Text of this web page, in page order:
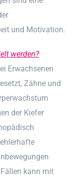
und Motivation.
werden?
Erwachsenen
Zähne und
der Kiefer
kann mit